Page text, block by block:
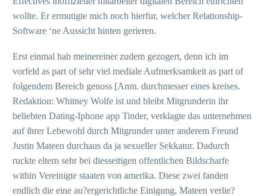
wollte. Er ermutigte mich noch hierfur, welcher Relationship-
Software ‘ne Aussicht hinten gerieren.
Erst einmal hab meinereiner zudem gezogert, denn ich im
vorfeld as part of sehr viel mediale Aufmerksamkeit as part of
folgendem Bereich genoss [Anm. durchmesser eines kreises.
Redaktion: Whitney Wolfe ist und bleibt Mitgrunderin ihr
beliebten Dating-Iphone app Tinder, verklagte das unternehmen
auf ihrer Lebewohl durch Mitgrunder unter anderem Freund
Justin Mateen durchaus da ja sexueller Sekkatur. Dadurch
ruckte eltern sehr bei diesseitigen offentlichen Bildscharfe
within Vereinigte staaten von amerika. Diese zwei fanden
endlich die eine au?ergerichtliche Einigung, Mateen verlie?